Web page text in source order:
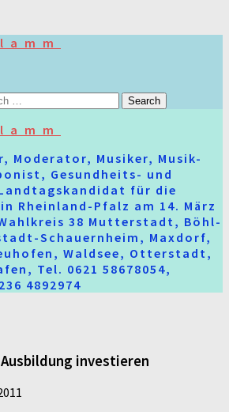
Moderator, Musiker, Musik-
Gesundheits- und
für die
Rheinland-Pfalz am 14. März
Wahlkreis 38 Mutterstadt, Böhl-
Schauernheim, Maxdorf,
Waldsee, Otterstadt,
Tel. 0621 58678054,
4892974
investieren